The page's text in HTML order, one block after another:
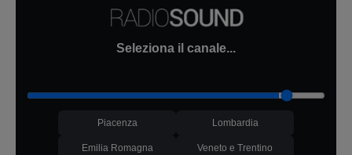
Seleziona il canale...
Piacenza Lombardia
Emilia Romagna Veneto e Trentino